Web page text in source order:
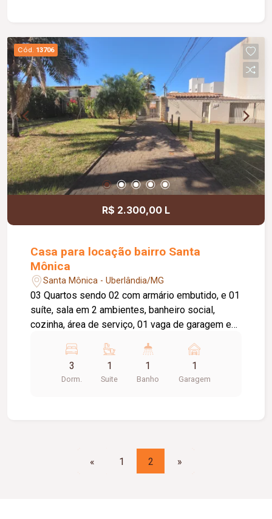
Cód. 13706
R$ 2.300,00 L
Casa para locação bairro Santa
Mônica
Santa Mônica - Uberlândia/MG
03 Quartos sendo 02 com armário embutido, e 01
suíte, sala em 2 ambientes, banheiro social,
cozinha, área de serviço, 01 vaga de garagem e
3
Dorm.
1
Suite
1
Banho
1
Garagem
« 1 2 »